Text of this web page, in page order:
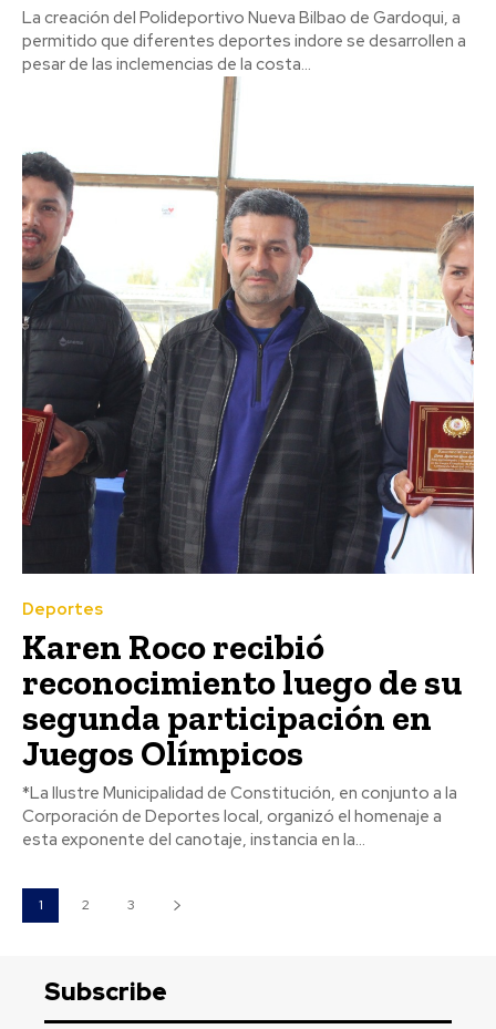
La creación del Polideportivo Nueva Bilbao de Gardoqui, a
permitido que diferentes deportes indore se desarrollen a
pesar de las inclemencias de la costa...
Deportes
Karen Roco recibió
reconocimiento luego de su
segunda participación en
Juegos Olímpicos
*La Ilustre Municipalidad de Constitución, en conjunto a la
Corporación de Deportes local, organizó el homenaje a
esta exponente del canotaje, instancia en la...
1 2 3
Subscribe